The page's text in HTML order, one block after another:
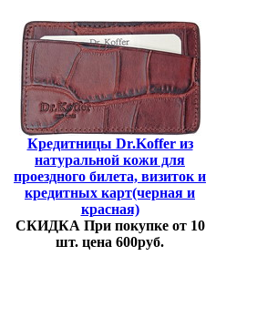
Кредитницы Dr.Koffer из
натуральной кожи для
проездного билета, визиток и
кредитных карт(черная и
красная)
СКИДКА При покупке от 10
шт. цена 600руб.